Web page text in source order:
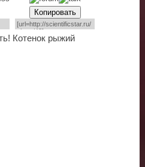
Копировать